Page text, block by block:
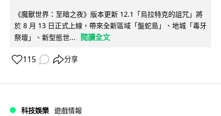
《魔獸世界：至暗之夜》版本更新 12.1「烏拉特克的詛咒」將
於 8 月 13 日正式上線，帶來全新區域「盤蛇島」、地城「毒牙
祭壇」、新型態世...
閱讀全文
115 分享
科技娛樂 遊戲情報